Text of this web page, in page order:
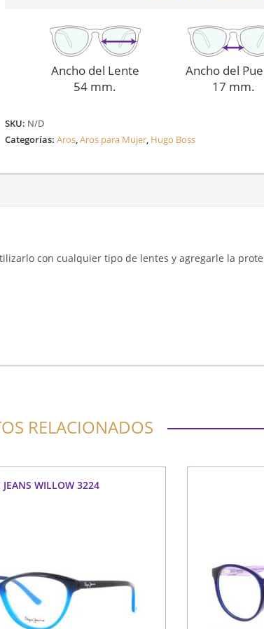
Ancho del Lente
54 mm.
Ancho del
17 mm.
SKU: N/D
Categorías: Aros,Aros para Mujer, Hugo Boss
con cualquier tipo de lentes y agregarle la
RELACIONADOS
JEANS WILLOW 3224